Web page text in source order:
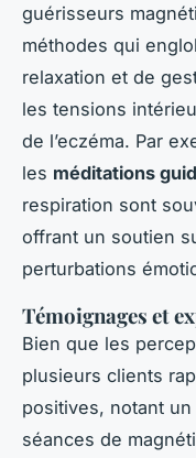
guérisseurs
méthodes qui
relaxation et de
les tensions
de l’eczéma. Par
les méditations
respiration sont
offrant un soutien
perturbations
Témoignages et
Bien que les
plusieurs clients
positives, notant
séances de